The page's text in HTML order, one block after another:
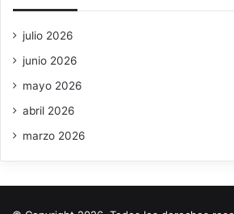
julio 2026
junio 2026
mayo 2026
abril 2026
marzo 2026